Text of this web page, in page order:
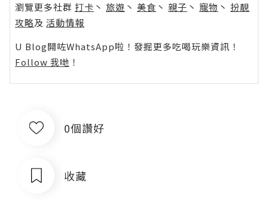
瀏覽更多社群 打卡 丶 旅遊 丶 美食 丶 親子 丶 寵物 丶 扮靚
攻略及 活動情報
U Blog開咗WhatsApp啦！發掘更多吃喝玩樂資訊！
Follow 我哋 ！
0個讚好
收藏